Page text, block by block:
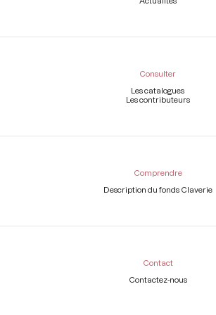
Consulter
Les catalogues
Les contributeurs
Comprendre
Description du fonds Claverie
Contact
Contactez-nous